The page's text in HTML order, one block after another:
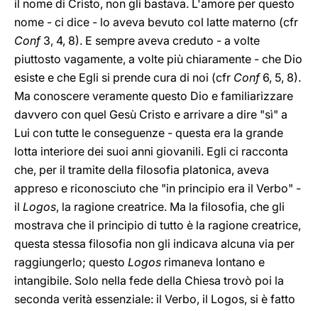
il nome di Cristo, non gli bastava. L'amore per questo
nome - ci dice - lo aveva bevuto col latte materno (cfr
Conf3, 4, 8). E sempre aveva creduto - a volte
piuttosto vagamente, a volte più chiaramente - che Dio
esiste e che Egli si prende cura di noi (cfr Conf6, 5, 8).
Ma conoscere veramente questo Dio e familiarizzare
davvero con quel Gesù Cristo e arrivare a dire "sì" a
Lui con tutte le conseguenze - questa era la grande
lotta interiore dei suoi anni giovanili. Egli ci racconta
che, per il tramite della filosofia platonica, aveva
appreso e riconosciuto che "in principio era il Verbo" -
il Logos, la ragione creatrice. Ma la filosofia, che gli
mostrava che il principio di tutto è la ragione creatrice,
questa stessa filosofia non gli indicava alcuna via per
raggiungerlo; questo Logos rimaneva lontano e
intangibile. Solo nella fede della Chiesa trovò poi la
seconda verità essenziale: il Verbo, il Logos, si è fatto